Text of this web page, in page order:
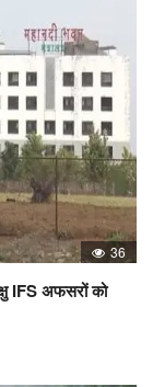
36
IFS अफसरों को